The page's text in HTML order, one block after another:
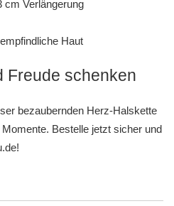
cm Verlängerung
Haut
Freude schenken
bezaubernden Herz-Halskette
Bestelle jetzt sicher und